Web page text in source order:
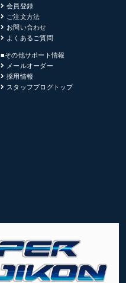
会員登録
ご注文方法
お問い合わせ
よくあるご質問
■その他サポート情報
メールオーダー
採用情報
スタッフブログトップ